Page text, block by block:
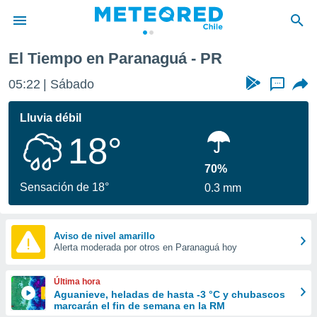
de
por
se
calidad.
a este
las
y
forma
digital
basada
El Tiempo en Paranaguá - PR
05:22 Sábado ...
Lluvia débil
18°
Sensación de 18°
70%
0.3 mm
Aviso de nivel amarillo
Alerta moderada por otros en Paranaguá hoy
Última hora
Aguanieve, heladas de hasta -3 °C y chubascos
marcarán el fin de semana en la RM